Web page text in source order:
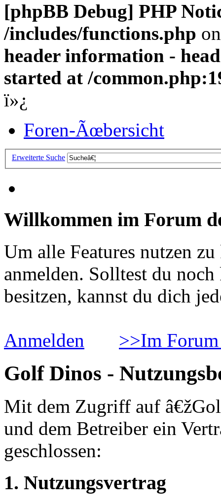
[phpBB Debug] PHP
/includes/functions.php
header information -
started at /
ï»¿
Foren-Ãœbersicht
Erweiterte Suche
Willkommen im Forum
Um alle Features nutzen
anmelden. Solltest du
besitzen, kannst du dich
Anmelden >>Im
Golf Dinos -
Mit dem Zugriff auf
und dem Betreiber ein
geschlossen:
1. Nutzungsvertrag